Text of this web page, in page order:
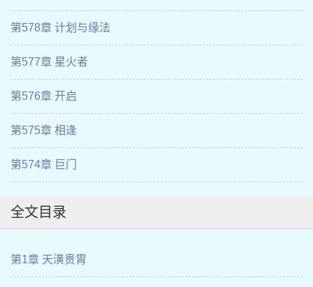
第578章 计划与缘法
第577章 星火者
第576章 开启
第575章 相逢
第574章 巨门
全文目录
第1章 天潢贵胄